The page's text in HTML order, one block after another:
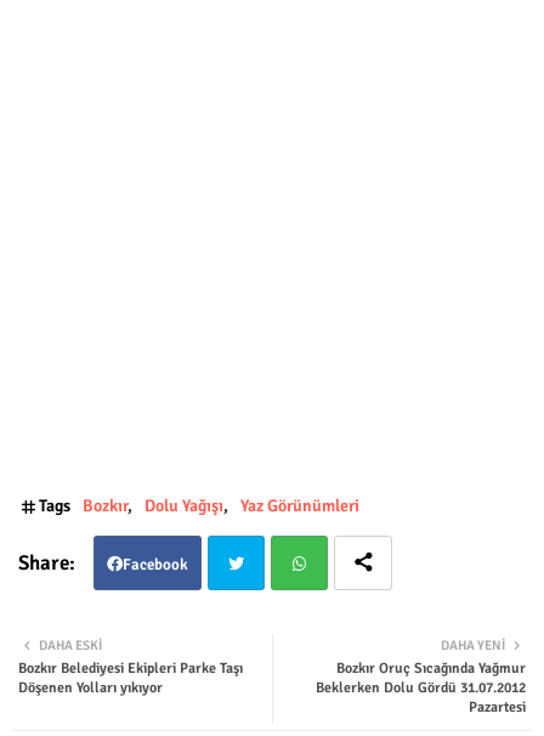
Tags Bozkır Dolu Yağışı Yaz Görünümleri
Facebook
ter
DAHA YENI
Bozkır Oruç Sıcağında Yağmur
Beklerken Dolu Gördü 31.07.2012
Pazartesi
DAHA ESKI
Bozkır Belediyesi Ekipleri Parke Taşı
Döşenen Yolları yıkıyor